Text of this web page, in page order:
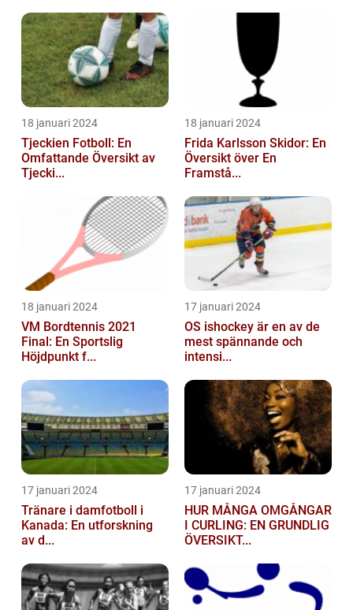
18 januari 2024
Tjeckien Fotboll: En
Omfattande Översikt av
Tjecki...
18 januari 2024
Frida Karlsson Skidor: En
Översikt över En
Framstå...
18 januari 2024
VM Bordtennis 2021
Final: En Sportslig
Höjdpunkt f...
17 januari 2024
OS ishockey är en av de
mest spännande och
intensi...
17 januari 2024
Tränare i damfotboll i
Kanada: En utforskning
av d...
17 januari 2024
HUR MÅNGA OMGÅNGAR
I CURLING: EN GRUNDLIG
ÖVERSIKT...